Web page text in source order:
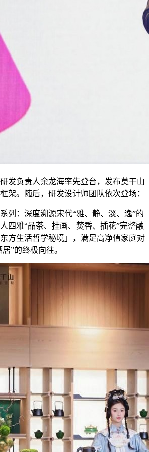
发负责人余龙海率先登台，发布莫干山
架。随后，研发设计师团队依次登场：
列：深度溯源宋代“雅、静、淡、逸”的
四雅“品茶、挂画、焚香、插花”完整融
方生活哲学秘境」，满足高净值家庭对
”的终极向往。